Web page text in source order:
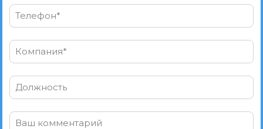
Телефон*
Компания*
Должность
Ваш комментарий